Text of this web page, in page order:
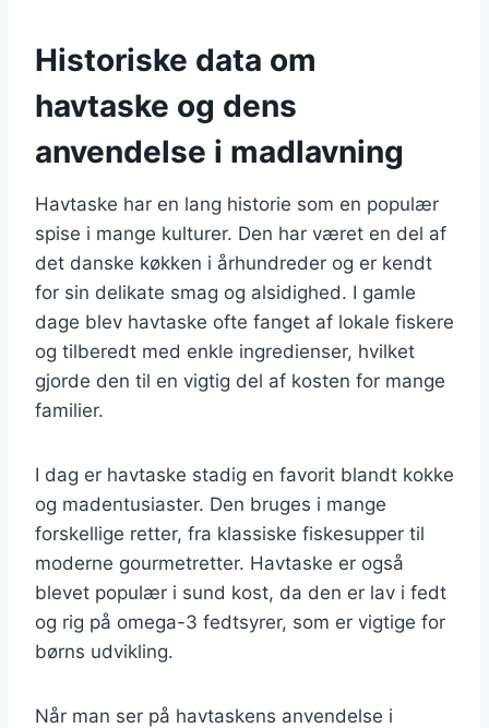
Historiske data om
havtaske og dens
anvendelse i madlavning
Havtaske har en lang historie som en populær
spise i mange kulturer. Den har været en del af
det danske køkken i århundreder og er kendt
for sin delikate smag og alsidighed. I gamle
dage blev havtaske ofte fanget af lokale fiskere
og tilberedt med enkle ingredienser, hvilket
gjorde den til en vigtig del af kosten for mange
familier.
I dag er havtaske stadig en favorit blandt kokke
og madentusiaster. Den bruges i mange
forskellige retter, fra klassiske fiskesupper til
moderne gourmetretter. Havtaske er også
blevet populær i sund kost, da den er lav i fedt
og rig på omega-3 fedtsyrer, som er vigtige for
børns udvikling.
Når man ser på havtaskens anvendelse i